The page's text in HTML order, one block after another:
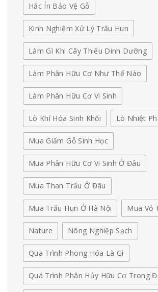
Hắc Ín Bảo Vệ Gỗ
Kinh Nghiệm Xử Lý Trấu Hun
Làm Gì Khi Cây Thiếu Dinh Dưỡng
Làm Phân Hữu Cơ Như Thế Nào
Làm Phân Hữu Cơ Vi Sinh
Lò Khí Hóa Sinh Khối Lò Nhiệt
Mua Giấm Gỗ Sinh Học
Mua Phân Hữu Cơ Vi Sinh Ở Đâu
Mua Than Trấu Ở Đâu
Mua Trấu Hun Ở Hà Nội Mua Vỏ
Nature Nông Nghiệp Sạch
Qua Trình Phong Hóa Là Gì
Quá Trình Phân Hủy Hữu Cơ Trong